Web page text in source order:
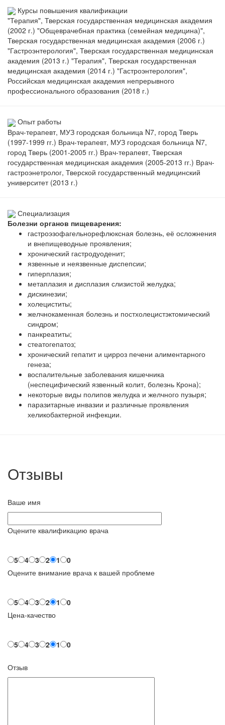
Курсы повышения квалификации
"Терапия", Тверская государственная медицинская академия
(2002 г.) "Общеврачебная практика (семейная медицина)",
Тверская государственная медицинская академия (2006 г.)
"Гастроэнтерология", Тверская государственная медицинская
академия (2013 г.) "Терапия", Тверская государственная
медицинская академия (2014 г.) "Гастроэнтерология",
Российская медицинская академия непрерывного
профессионального образования (2018 г.)
Опыт работы
Врач-терапевт, МУЗ городская больница N7, город Тверь
(1997-1999 гг.) Врач-терапевт, МУЗ городская больница N7,
город Тверь (2001-2005 гг.) Врач-терапевт, Тверская
государственная медицинская академия (2005-2013 гг.) Врач-
гастроэнетролог, Тверской государственный медицинский
университет (2013 г.)
Специализация
Болезни органов пищеварения:
гастроэзофагельнорефлюксная болезнь, её осложнения
и внепищеводные проявления;
хронический гастродуоденит;
язвенные и неязвенные диспепсии;
гиперплазия;
метаплазия и дисплазия слизистой желудка;
дискинезии;
холециститы;
желчнокаменная болезнь и постхолецистэктомический
синдром;
панкреатиты;
стеатогепатоз;
хронический гепатит и цирроз печени алиментарного
генеза;
воспалительные заболевания кишечника
(неспецифический язвенный колит, болезнь Крона);
некоторые виды полипов желудка и желчного пузыря;
паразитарные инвазии и различные проявления
хеликобактерной инфекции.
Отзывы
Ваше имя
Оцените квалификацию врача
5 4 3 2 1
0
Оцените внимание врача к вашей проблеме
5 4 3 2 1
0
Цена-качество
5 4 3 2 1 0
Отзыв